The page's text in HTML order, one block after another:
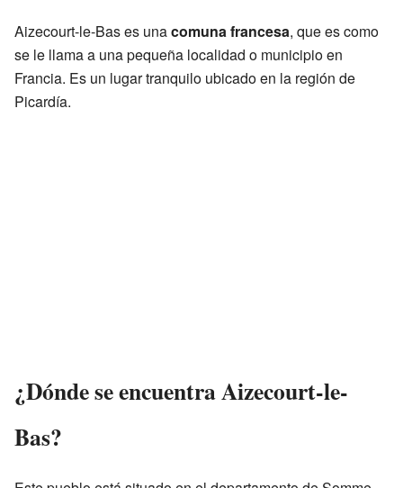
Aizecourt-le-Bas es unacomuna francesa, que es como
se le llama a una pequeña localidad o municipio en
Francia. Es un lugar tranquilo ubicado en la región de
Picardía.
¿Dónde se encuentra Aizecourt-le-
Bas?